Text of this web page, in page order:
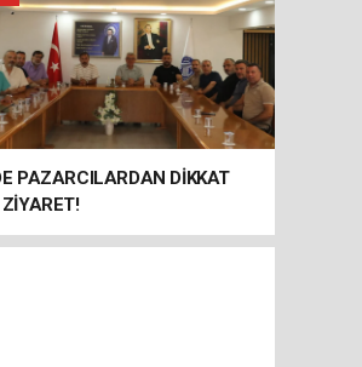
PAZARCILARDAN DİKKAT